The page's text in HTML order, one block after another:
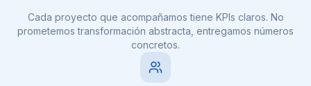
Cada proyecto que acompañamos tiene KPIs claros. No
prometemos transformación abstracta, entregamos números
concretos.